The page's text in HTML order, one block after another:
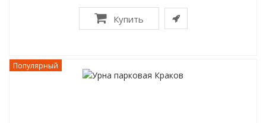
Купить
Популярный